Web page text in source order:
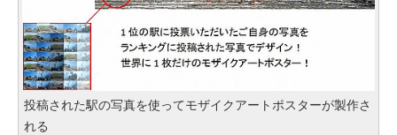
投稿された駅の写真を使ってモザイクアートポスターが製作さ
れる